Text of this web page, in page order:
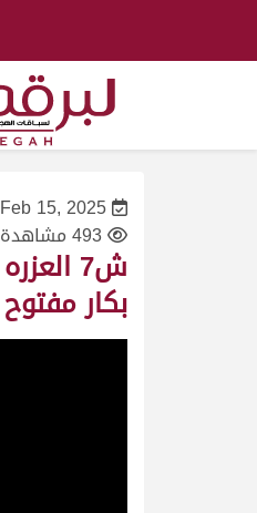
Feb 15, 2025
493 مشاهدة
بكار مفتوح 7:27:60